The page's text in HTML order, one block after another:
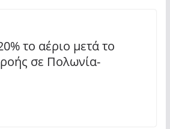
το αέριο μετά το
ροής σε Πολωνία-